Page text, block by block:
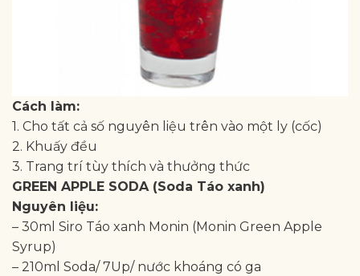
Cách làm:
1. Cho tất cả số nguyên liệu trên vào một ly (cốc)
2. Khuấy đều
3. Trang trí tùy thích và thưởng thức
GREEN APPLE SODA (Soda Táo xanh)
Nguyên liệu:
– 30ml Siro Táo xanh Monin (Monin Green Apple
Syrup)
– 210ml Soda/ 7Up/ nước khoáng có ga